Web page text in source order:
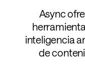
Async
inteligencia
de